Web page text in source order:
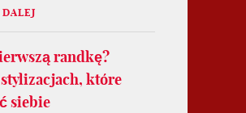
DALEJ
randkę?
które
siebie